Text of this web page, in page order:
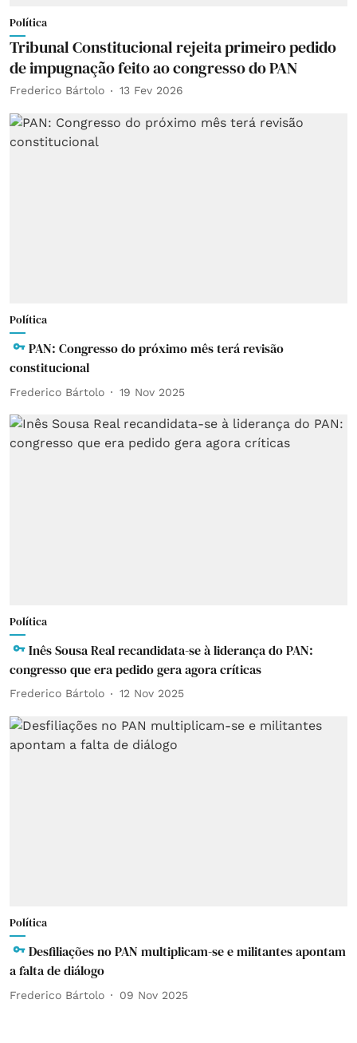
Política
Tribunal Constitucional rejeita primeiro pedido
de impugnação feito ao congresso do PAN
Frederico Bártolo 13 Fev 2026
Política
PAN: Congresso do próximo mês terá revisão
constitucional
Frederico Bártolo 19 Nov 2025
Política
Inês Sousa Real recandidata-se à liderança do PAN:
congresso que era pedido gera agora críticas
Frederico Bártolo 12 Nov 2025
Política
Desfiliações no PAN multiplicam-se e militantes apontam
a falta de diálogo
Frederico Bártolo 09 Nov 2025